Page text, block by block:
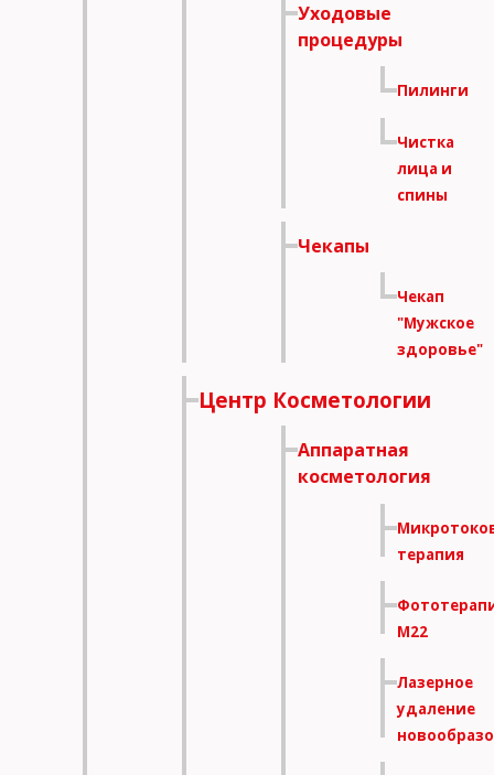
Уходовые
процедуры
Пилинги
Чистка
лица и
спины
Чекапы
Чекап
"Мужское
здоровье"
Центр Косметологии
Аппаратная
косметология
терапия
M22
Лазерное
удаление